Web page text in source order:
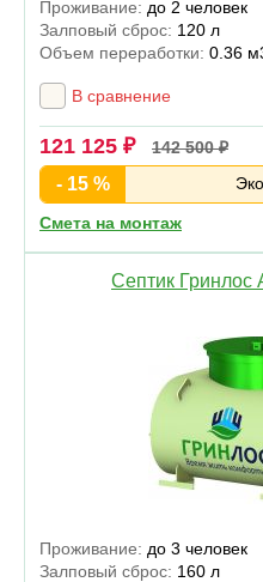
Проживание: до 2 человек
Залповый сброс: 120 л
Объем переработки: 0.36
В сравнение
121 125 ₽ 142 500 ₽
- 15 %
Смета на монтаж
Септик
Проживание: до 3 человек
Залповый сброс: 160 л